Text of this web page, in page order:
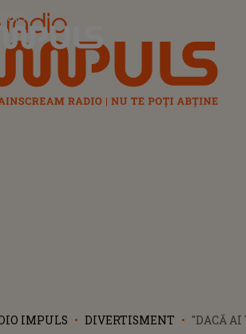
Impuls
IMPULS DIVERTISMENT
"DACĂ